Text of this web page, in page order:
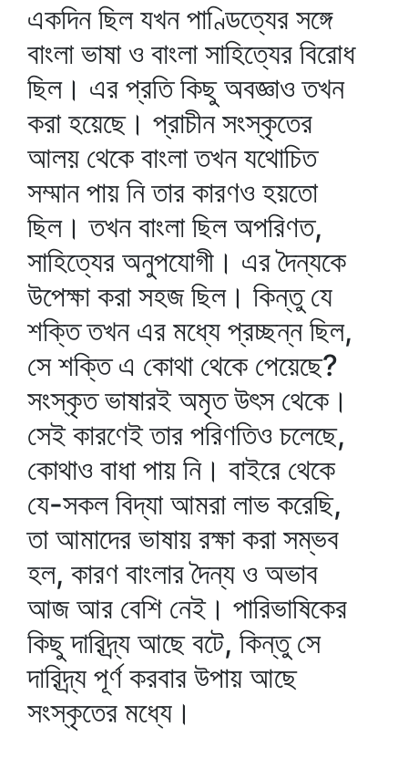
একদিন ছিল যখন পাণ্ডিত্যের সঙ্গে
বাংলা ভাষা ও বাংলা সাহিত্যের বিরোধ
ছিল। এর প্রতি কিছু অবজ্ঞাও তখন
করা হয়েছে। প্রাচীন সংস্কৃতের
আলয় থেকে বাংলা তখন যথোচিত
সম্মান পায় নি তার কারণও হয়তো
ছিল। তখন বাংলা ছিল অপরিণত,
সাহিত্যের অনুপযোগী। এর দৈন্যকে
উপেক্ষা করা সহজ ছিল। কিন্তু যে
শক্তি তখন এর মধ্যে প্রচ্ছন্ন ছিল,
সে শক্তি এ কোথা থেকে পেয়েছে?
সংস্কৃত ভাষারই অমৃত উৎস থেকে।
সেই কারণেই তার পরিণতিও চলেছে,
কোথাও বাধা পায় নি। বাইরে থেকে
যে-সকল বিদ্যা আমরা লাভ করেছি,
তা আমাদের ভাষায় রক্ষা করা সম্ভব
হল, কারণ বাংলার দৈন্য ও অভাব
আজ আর বেশি নেই। পারিভাষিকের
কিছু দারিদ্র্য আছে বটে, কিন্তু সে
দারিদ্র্য পূর্ণ করবার উপায় আছে
সংস্কৃতের মধ্যে।